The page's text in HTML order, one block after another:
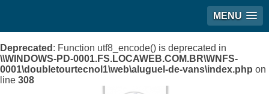
MENU
Deprecated : Function utf8_encode() is deprecated in
\\WINDOWS-PD-0001.FS.LOCAWEB.COM.BR\WNFS-
0001\doubletourtecnol1\web\aluguel-de-vans\index.php on
line 308